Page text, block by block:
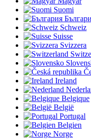
Suomi
Schweiz
Suisse
Svizzera
Ireland
Belgique
België
Portugal
Belgien
Norge